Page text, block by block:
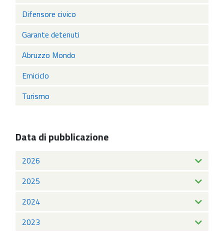
Difensore civico
Garante detenuti
Abruzzo Mondo
Emiciclo
Turismo
Data di pubblicazione
2026
2025
2024
2023